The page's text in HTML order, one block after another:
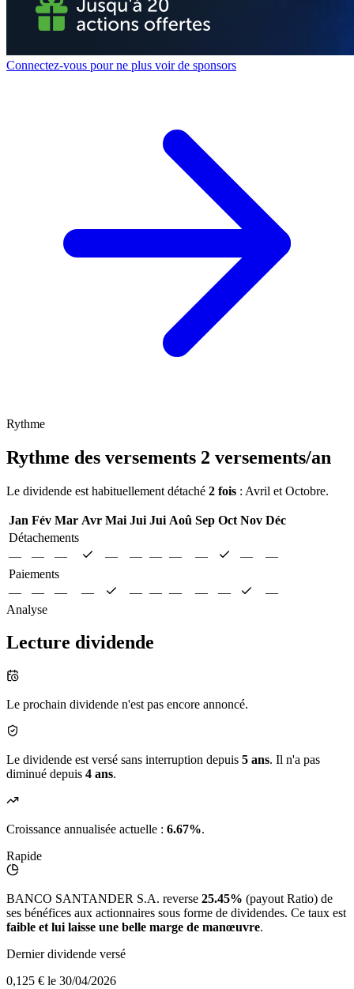
Connectez-vous pour ne plus voir de sponsors
Rythme
Rythme des versements 2 versements/an
Le dividende est habituellement détaché 2 fois : Avril et Octobre.
Jan Fév Mar Avr Mai Jui Jui Aoû Sep Oct Nov Déc
Détachements
—
— — — — — — — —
—
Paiements
—
— — — — — — — —
—
Analyse
Lecture dividende
Le prochain dividende n'est pas encore annoncé.
Le dividende est versé sans interruption depuis 5 ans. Il n'a pas
diminué depuis 4 ans.
Croissance annualisée actuelle : 6.67%.
Rapide
BANCO SANTANDER S.A. reverse 25.45% (payout Ratio) de
ses bénéfices aux actionnaires sous forme de dividendes. Ce taux est
faible et lui laisse une belle marge de manœuvre.
Dernier dividende versé
0,125 € le 30/04/2026